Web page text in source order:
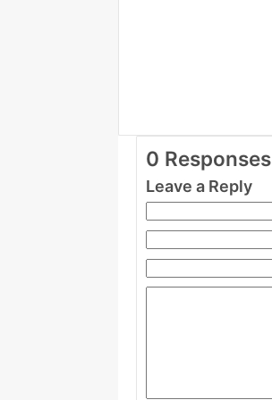
0 Responses
Leave a Reply